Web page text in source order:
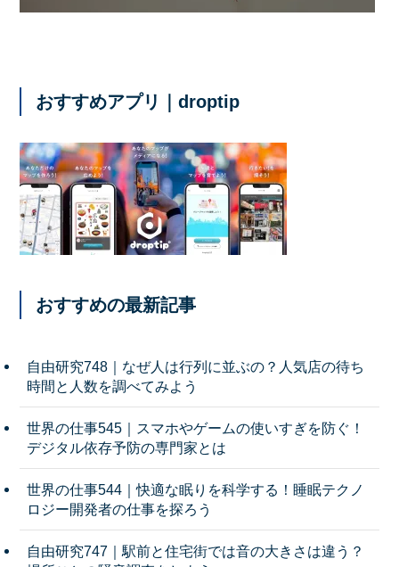
おすすめアプリ｜droptip
おすすめの最新記事
自由研究748｜なぜ人は行列に並ぶの？人気店の待ち
時間と人数を調べてみよう
世界の仕事545｜スマホやゲームの使いすぎを防ぐ！
デジタル依存予防の専門家とは
世界の仕事544｜快適な眠りを科学する！睡眠テクノ
ロジー開発者の仕事を探ろう
自由研究747｜駅前と住宅街では音の大きさは違う？